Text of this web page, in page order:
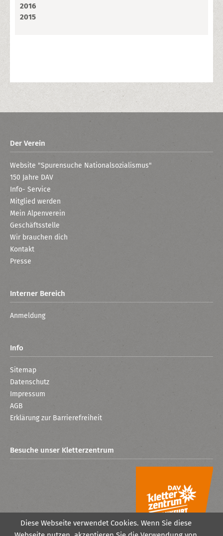
2016
2015
Der Verein
Website "Spurensuche Nationalsozialismus"
150 Jahre DAV
Info- Service
Mitglied werden
Mein Alpenverein
Geschäftsstelle
Wir brauchen dich
Kontakt
Presse
Interner Bereich
Anmeldung
Info
Sitemap
Datenschutz
Impressum
AGB
Erklärung zur Barrierefreiheit
Besuche unser Kletterzentrum
Diese Webseite verwendet Cookies. Wenn Sie diese